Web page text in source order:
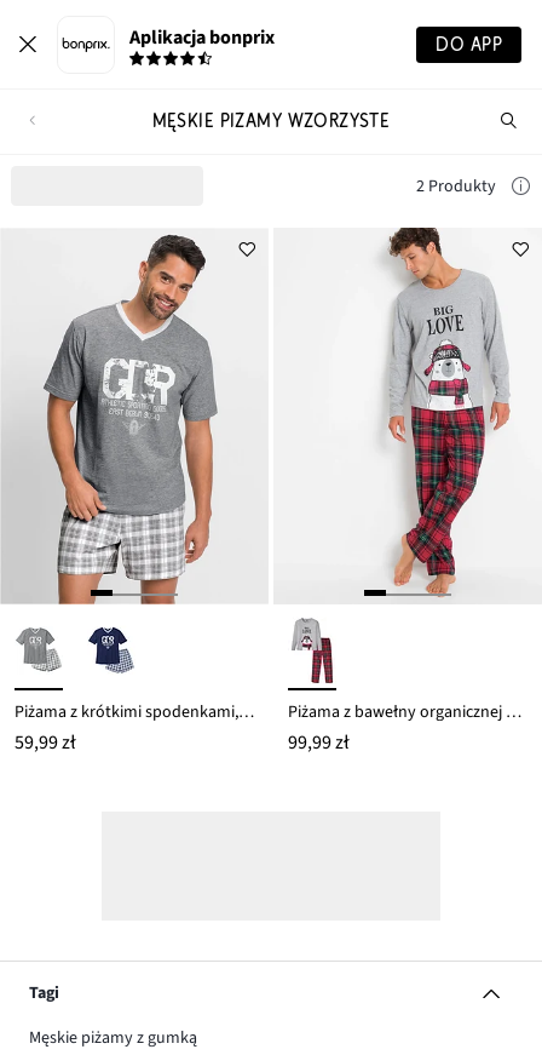
Aplikacja bonprix DO APP
MĘSKIE PIŻAMY WZORZYSTE
2 Produkty
Piżama z krótkimi spodenkami, z bawełny
59,99 zł
Piżama z bawełny organicznej z długim rękawem
99,99 zł
Tagi
Męskie piżamy z gumką